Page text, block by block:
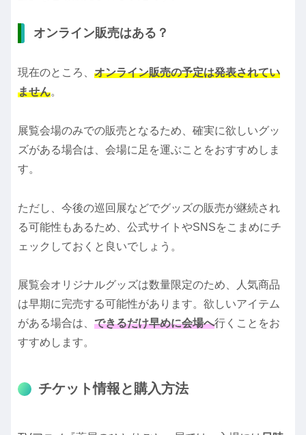
オンライン販売はある？
現在のところ、 オンライン販売の予定は発表されてい
ません。
展覧会場のみでの販売となるため、確実に欲しいグッ
ズがある場合は、会場に足を運ぶことをおすすめしま
す。
ただし、今後の巡回展などでグッズの販売が継続され
る可能性もあるため、公式サイトやSNSをこまめにチ
ェックしておくと良いでしょう。
展覧会オリジナルグッズは数量限定のため、人気商品
は早期に完売する可能性があります。欲しいアイテム
がある場合は、 できるだけ早めに会場へ行くことをお
すすめします。
チケット情報と購入方法